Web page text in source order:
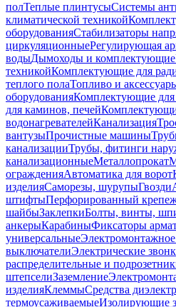
полТеплые плинтусыСистемы
климатической техникой
оборудованияСтабилизаторы
циркуляционныеРегулирующая
водыДымоходы и комплектующие
техникойКомплектующие для
теплого полаТопливо и
оборудованияКомплектующие для
для каминов, печей
водонагревателейКанализация
вантузыПрочистные машины
канализацииТрубы, фитинги
канализационныеМеталлопрокат
огражденияАвтоматика для ворот
изделияСаморезы, шурупыГвозди
штифтыПерфорированный
шайбыЗаклепкиБолты, винты,
анкерыКарабиныФиксаторы
универсальные
выключателиЭлектрические
распределительные и
штепселиЗаземление
изделияКлеммыСредства
термоусаживаемыеИзолирующие